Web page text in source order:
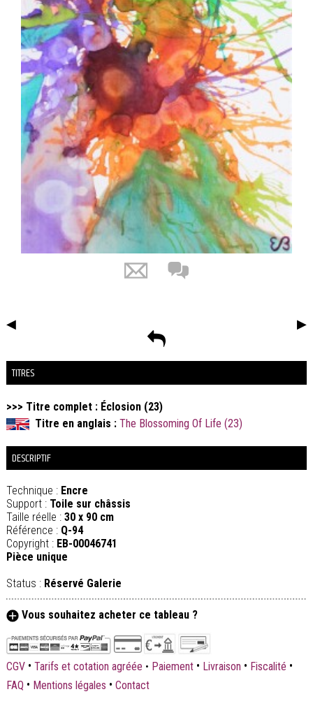
◀ ▶
TITRES
>>> Titre complet : Éclosion (23)
Titre en anglais : The Blossoming Of Life (23)
DESCRIPTIF
Technique : Encre
Support : Toile sur châssis
Taille réelle : 30 x 90 cm
Référence : Q-94
Copyright : EB-00046741
Pièce unique
Status : Réservé Galerie
Vous souhaitez acheter ce tableau ?
CGV • Tarifs et cotation agréée • Paiement • Livraison • Fiscalité •
FAQ • Mentions légales • Contact